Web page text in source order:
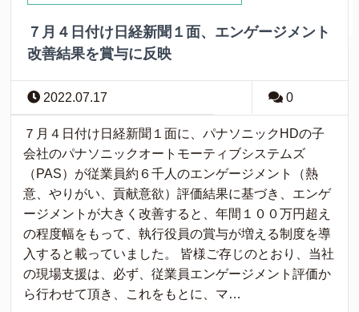
７月４日付け日経新聞１面、エンゲージメント
改善結果を賞与に反映
2022.07.17 0
７月４日付け日経新聞１面に、パナソニックHDの子
会社のパナソニックオートモーティブシステムズ
（PAS）が従業員約６千人のエンゲージメント（熱
意、やりがい、貢献意欲）評価結果に基づき、エンゲ
ージメントが大きく改善すると、年間１００万円超え
の程度幅をもって、執行役員の賞与が増える制度を導
入すると載っていました。 皆様ご存じのとおり、当社
の現場支援は、必ず、従業員エンゲージメント評価か
ら行わせて頂き、これをもとに、マ…